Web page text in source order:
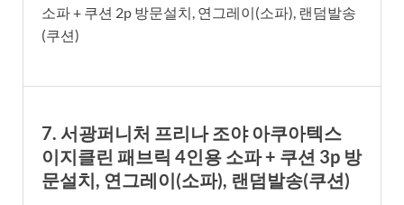
소파 + 쿠션 2p 방문설치, 연그레이(소파), 랜덤발송
(쿠션)
7. 서광퍼니처 프리나 조야 아쿠아텍스
이지클린 패브릭 4인용 소파 + 쿠션 3p 방
문설치, 연그레이(소파), 랜덤발송(쿠션)